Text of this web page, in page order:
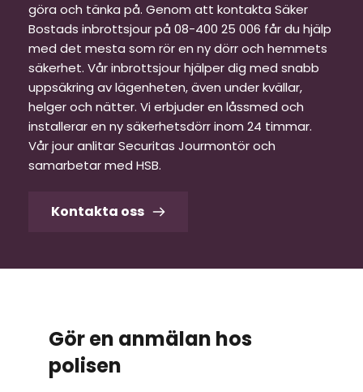
göra och tänka på. Genom att kontakta Säker
Bostads inbrottsjour på 08-400 25 006 får du hjälp
med det mesta som rör en ny dörr och hemmets
säkerhet. Vår inbrottsjour hjälper dig med snabb
uppsäkring av lägenheten, även under kvällar,
helger och nätter. Vi erbjuder en låssmed och
installerar en ny säkerhetsdörr inom 24 timmar.
Vår jour anlitar Securitas Jourmontör och
samarbetar med HSB.
Kontakta oss
Gör en anmälan hos
polisen